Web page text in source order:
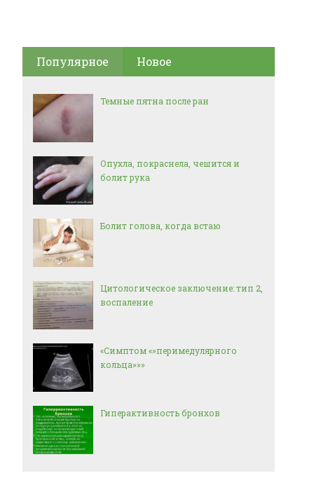
Популярное Новое
Темные пятна после ран
Опухла, покраснела, чешится и
болит рука
Болит голова, когда встаю
Цитологическое заключение: тип 2,
воспаление
«Симптом «»перимедулярного
кольца»»»
Гиперактивность бронхов